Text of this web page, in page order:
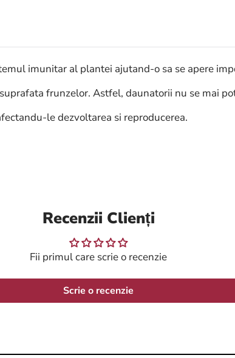
imunitar al plantei ajutand-o sa se apere
frunzelor. Astfel, daunatorii nu se mai
le dezvoltarea si reproducerea.
Recenzii Clienți
Fii primul care scrie o recenzie
Scrie o recenzie